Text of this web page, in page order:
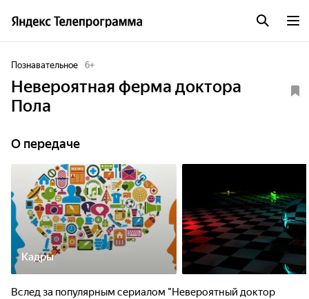
Познавательное 6+
Невероятная ферма доктора
Пола
О передаче
Кадры
Вслед за популярным сериалом "Невероятный доктор